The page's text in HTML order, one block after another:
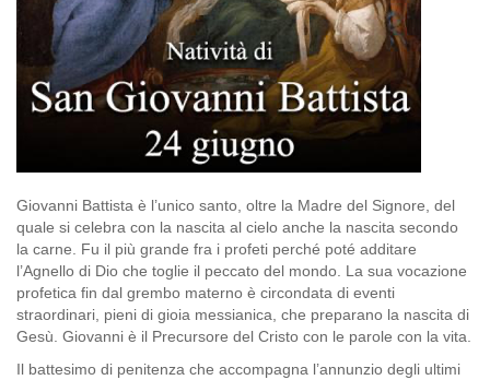
Giovanni Battista è l’unico santo, oltre la Madre del Signore, del
quale si celebra con la nascita al cielo anche la nascita secondo
la carne. Fu il più grande fra i profeti perché poté additare
l’Agnello di Dio che toglie il peccato del mondo. La sua vocazione
profetica fin dal grembo materno è circondata di eventi
straordinari, pieni di gioia messianica, che preparano la nascita di
Gesù. Giovanni è il Precursore del Cristo con le parole con la vita.
Il battesimo di penitenza che accompagna l’annunzio degli ultimi